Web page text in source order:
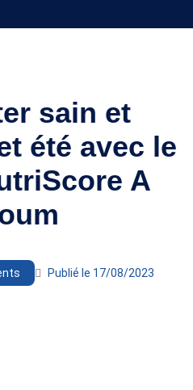
sain et
été avec le
A
Publié le 17/08/2023